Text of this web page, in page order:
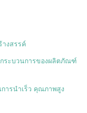
างสรรค์
ระบวนการของผลิตภัณฑ์
ารนําเร็ว คุณภาพสูง